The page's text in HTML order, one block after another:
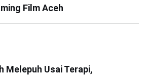
Film Aceh
Melepuh Usai Terapi,